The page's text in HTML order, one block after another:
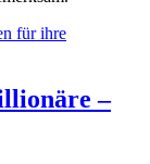
für ihre
–